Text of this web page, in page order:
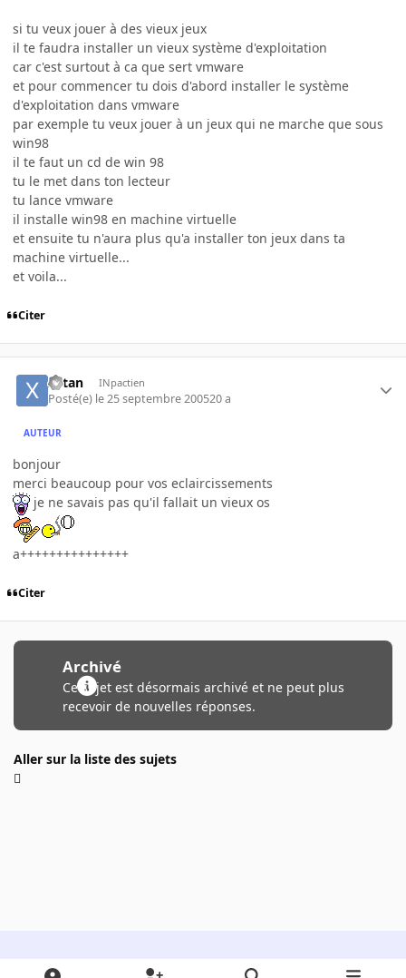
si tu veux jouer à des vieux jeux
il te faudra installer un vieux système d'exploitation
car c'est surtout à ca que sert vmware
et pour commencer tu dois d'abord installer le système
d'exploitation dans vmware
par exemple tu veux jouer à un jeux qui ne marche que sous
win98
il te faut un cd de win 98
tu le met dans ton lecteur
tu lance vmware
il installe win98 en machine virtuelle
et ensuite tu n'aura plus qu'a installer ton jeux dans ta
machine virtuelle...
et voila...
Citer
xatan INpactien
Posté(e) le 25 septembre 200520 a
AUTEUR
bonjour
merci beaucoup pour vos eclaircissements
je ne savais pas qu'il fallait un vieux os
a+++++++++++++++
Citer
Archivé
Ce sujet est désormais archivé et ne peut plus
recevoir de nouvelles réponses.
Aller sur la liste des sujets